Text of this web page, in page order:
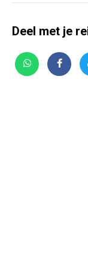
Deel met je